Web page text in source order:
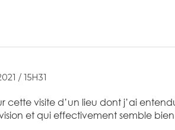
/ 15H31
cette visite d’un lieu dont j’ai
et qui effectivement semble